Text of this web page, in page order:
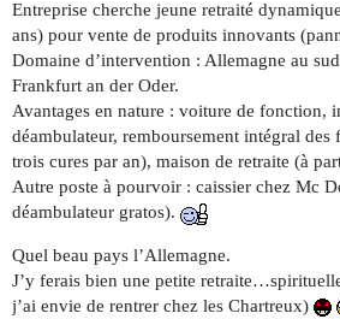
Entreprise cherche jeune retraité
ans) pour vente de produits innovants
Domaine d’intervention : Allemagne au
Frankfurt an der Oder.
Avantages en nature : voiture de fonction,
déambulateur, remboursement intégral des
trois cures par an), maison de retraite (à
Autre poste à pourvoir : caissier chez Mc
déambulateur gratos).
Quel beau pays l’Allemagne.
J’y ferais bien une petite
j’ai envie de rentrer chez les Chartreux)